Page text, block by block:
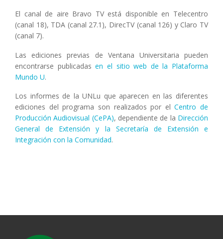
El canal de aire Bravo TV está disponible en Telecentro
(canal 18), TDA (canal 27.1), DirecTV (canal 126) y Claro TV
(canal 7).
Las ediciones previas de Ventana Universitaria pueden
encontrarse publicadasen el sitio web de la Plataforma
Mundo U.
Los informes de la UNLu que aparecen en las diferentes
ediciones del programa son realizados por elCentro de
Producción Audiovisual (CePA), dependiente de la Dirección
General de Extensión y la Secretaría de Extensión e
Integración con la Comunidad.